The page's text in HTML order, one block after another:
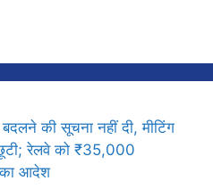
की सूचना नहीं दी, मीटिंग
रेलवे को ₹35,000
आदेश